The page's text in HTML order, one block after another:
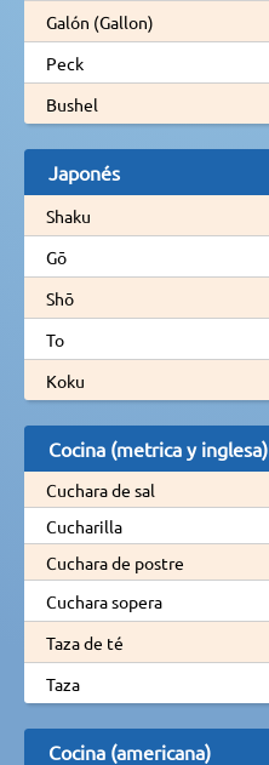
Galón (Gallon)
Peck
Bushel
Japonés
Shaku
Gō
Shō
To
Koku
Cocina (metrica y inglesa)
Cuchara de sal
Cucharilla
Cuchara de postre
Cuchara sopera
Taza de té
Taza
Cocina (americana)